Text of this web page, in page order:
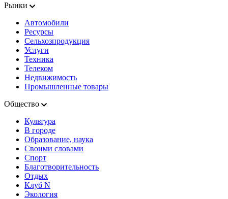
Рынки
Автомобили
Ресурсы
Сельхозпродукция
Услуги
Техника
Телеком
Недвижимость
Промышленные товары
Общество
Культура
В городе
Образование, наука
Своими словами
Спорт
Благотворительность
Отдых
Клуб N
Экология